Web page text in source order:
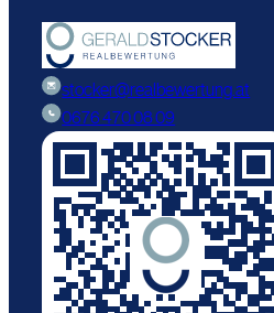
stocker@realbewertung.at
0676 470 08 09